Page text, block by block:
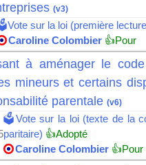
(v3)
sur la loi (première
Caroline Colombier 👍Pour
à aménager le
mineurs et certains
parentale (v6)
🗳️Vote sur la loi (texte de la
paritaire) 👍Adopté
Caroline Colombier 👍Pour